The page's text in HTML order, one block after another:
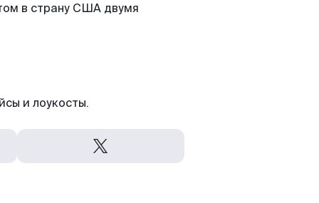
в страну США двумя
и лоукосты.